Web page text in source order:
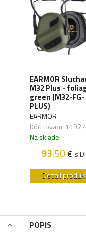
EARMOR
M32 Plus -
green (M32-FG-
PLUS)
EARMOR
Kód tovaru:
Na sklade
93.50€ s
Detail
POPIS